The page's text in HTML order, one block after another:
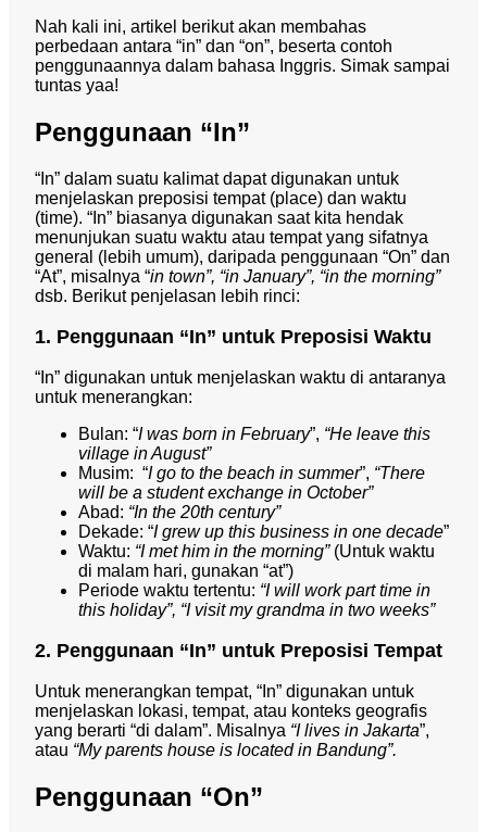
Nah kali ini, artikel berikut akan membahas
perbedaan antara “in” dan “on”, beserta contoh
penggunaannya dalam bahasa Inggris. Simak sampai
tuntas yaa!
Penggunaan “In”
“In” dalam suatu kalimat dapat digunakan untuk
menjelaskan preposisi tempat (place) dan waktu
(time). “In” biasanya digunakan saat kita hendak
menunjukan suatu waktu atau tempat yang sifatnya
general (lebih umum), daripada penggunaan “On” dan
“At”, misalnya “in town”, “in January”, “in the morning”
dsb. Berikut penjelasan lebih rinci:
1. Penggunaan “In” untuk Preposisi Waktu
“In” digunakan untuk menjelaskan waktu di antaranya
untuk menerangkan:
Bulan: “I was born in February”, “He leave this
village in August”
Musim: “I go to the beach in summer”, “There
will be a student exchange in October”
Abad: “In the 20th century”
Dekade: “I grew up this business in one decade”
Waktu: “I met him in the morning” (Untuk waktu
di malam hari, gunakan “at”)
Periode waktu tertentu: “I will work part time in
this holiday”, “I visit my grandma in two weeks”
2. Penggunaan “In” untuk Preposisi Tempat
Untuk menerangkan tempat, “In” digunakan untuk
menjelaskan lokasi, tempat, atau konteks geografis
yang berarti “di dalam”. Misalnya “I lives in Jakarta”,
atau “My parents house is located in Bandung”.
Penggunaan “On”